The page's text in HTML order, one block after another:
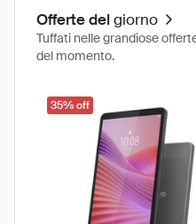
Offerte delgiorno
Tuffati nelle grandiose
del momento.
35% off